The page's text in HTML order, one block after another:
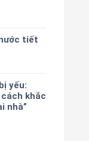
tiết
yếu:
khắc
nhà”